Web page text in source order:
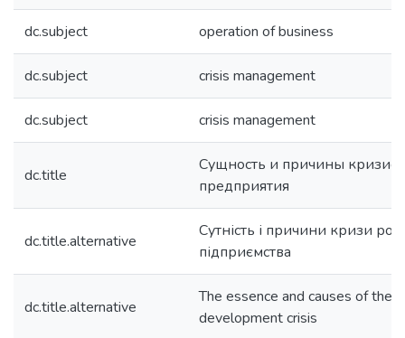
dc.subject operation of business
dc.subject crisis management
dc.subject crisis management
dc.title
Сущность и причины
предприятия
dc.title.alternative
Сутність і причини кризи
підприємства
dc.title.alternative
The essence and causes of the
development crisis